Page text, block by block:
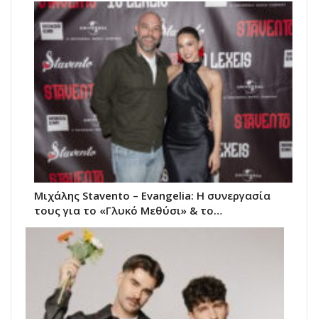
Μιχάλης Stavento – Evangelia: Η συνεργασία
τους για το «Γλυκό Μεθύσι» & το…